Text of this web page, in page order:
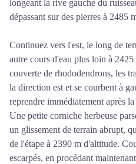
longeant la rive gauche du
dépassant sur des pierres à 2485
Continuez vers l'est, le long de
autre cours d'eau plus loin à
couverte de rhododendrons, les
la direction est et se courbent à
reprendre immédiatement après
Une petite corniche herbeuse
un glissement de terrain abrupt,
de l'étape à 2390 m d'altitude.
escarpés, en procédant